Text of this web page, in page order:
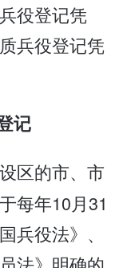
役登记凭
兵役登记凭
记
区的市、市
每年10月31
兵役法》、